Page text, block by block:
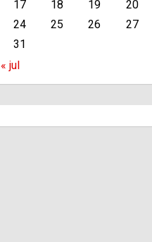
17
18 19 20
24
25 26 27
31
« jul